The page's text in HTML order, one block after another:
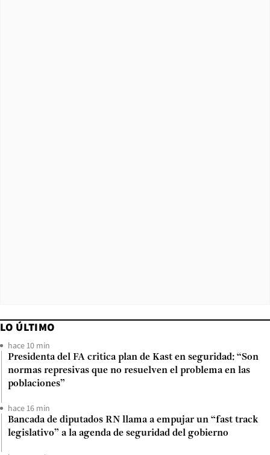
LO ÚLTIMO
hace 10 min
Presidenta del FA critica plan de Kast en seguridad: “Son
normas represivas que no resuelven el problema en las
poblaciones”
hace 16 min
Bancada de diputados RN llama a empujar un “fast track
legislativo” a la agenda de seguridad del gobierno